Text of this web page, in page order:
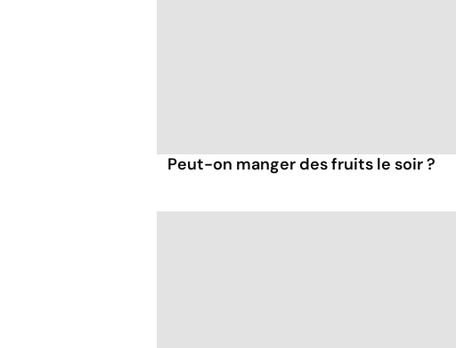
Peut-on manger des fruits le soir ?